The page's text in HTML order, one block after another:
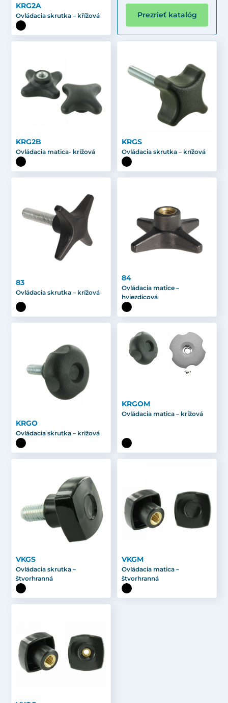
KRG2A
Ovládacia skrutka – křížová Prezrieť katalóg
KRG2B
Ovládacia matica- krížová
KRGS
Ovládacia skrutka – krížová
83
Ovládacia skrutka – krížová
84
Ovládacia matice –
hviezdicová
KRGO
Ovládacia skrutka – krížová
KRGOM
Ovládacia matica – krížová
VKGS
Ovládacia skrutka –
štvorhranná
VKGM
Ovládacia matica –
štvorhranná